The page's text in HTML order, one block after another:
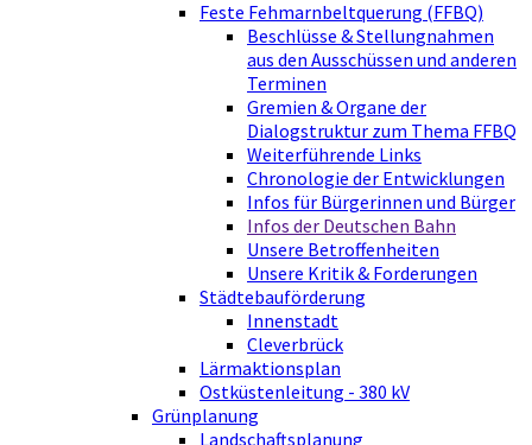
Feste Fehmarnbeltquerung (FFBQ)
Beschlüsse & Stellungnahmen
aus den Ausschüssen und anderen
Terminen
Gremien & Organe der
Dialogstruktur zum Thema FFBQ
Weiterführende Links
Chronologie der Entwicklungen
Infos für Bürgerinnen und Bürger
Infos der Deutschen Bahn
Unsere Betroffenheiten
Unsere Kritik & Forderungen
Städtebauförderung
Innenstadt
Cleverbrück
Lärmaktionsplan
Ostküstenleitung - 380 kV
Grünplanung
Landschaftsplanung